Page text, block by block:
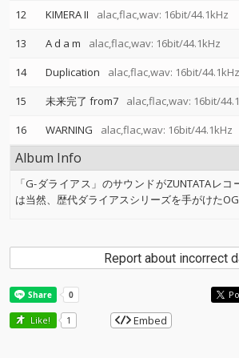
12 KIMERA II alac,flac,wav: 16bit/44.1kHz
13
A d a m alac,flac,wav: 16bit/44.1kHz
14
Duplication alac,flac,wav: 16bit/44.1kHz
15
未来完了 from7 alac,flac,wav: 16bit/
16
WARNING alac,flac,wav: 16bit/44.1kHz
Album Info
「G-ダライアス」のサウンドがZUNTATAレ
は当然、歴代ダライアスシリーズを手がけた
Report about incorrect
Like! 1 Embed